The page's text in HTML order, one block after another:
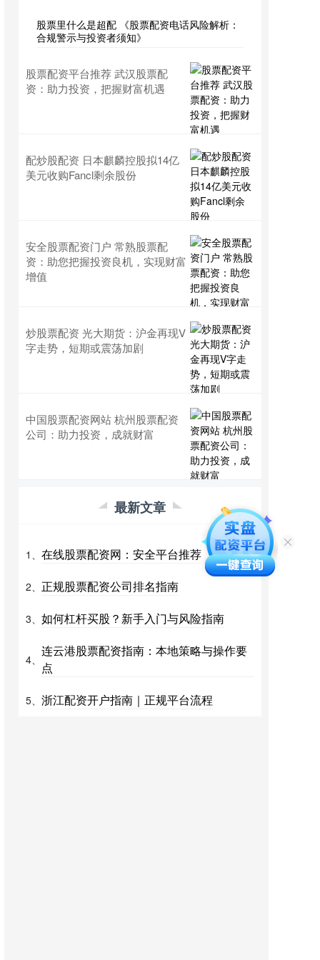
股票里什么是超配 《股票配资电话风险解析：
合规警示与投资者须知》
股票配资平台推荐 武汉股票配
资：助力投资，把握财富机遇
配炒股配资 日本麒麟控股拟14亿
美元收购Fancl剩余股份
安全股票配资门户 常熟股票配
资：助您把握投资良机，实现财富
增值
炒股票配资 光大期货：沪金再现V
字走势，短期或震荡加剧
中国股票配资网站 杭州股票配资
公司：助力投资，成就财富
最新文章
1、 在线股票配资网：安全平台推荐
2、 正规股票配资公司排名指南
3、 如何杠杆买股？新手入门与风险指南
4、
连云港股票配资指南：本地策略与操作要
点
5、 浙江配资开户指南｜正规平台流程